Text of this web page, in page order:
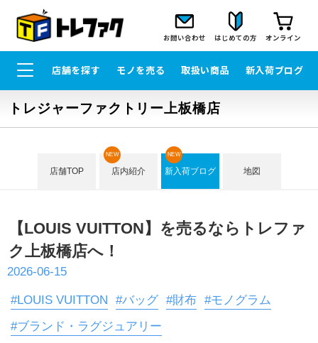
お問い合わせ はじめての方 オンライン
店舗を探す モノを売る 取扱い商品 新入荷ブログ
トレジャーファクトリー上板橋店
店舗TOP 店内紹介
NEW
新入荷ブログ
NEW
地図
【LOUIS VUITTON】を売るならトレファ
ク上板橋店へ！
2026-06-15
#LOUIS VUITTON #バッグ #財布 #モノグラム
#ブランド・ラグジュアリー